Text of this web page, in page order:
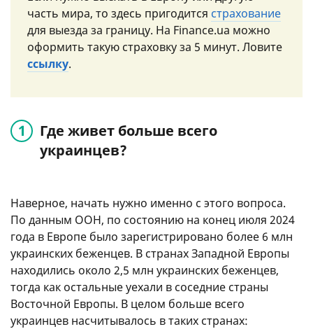
часть мира, то здесь пригодится страхование
для выезда за границу. На Finance.ua можно
оформить такую ​​страховку за 5 минут. Ловите
ссылку.
Где живет больше всего
украинцев?
Наверное, начать нужно именно с этого вопроса.
По данным ООН, по состоянию на конец июля 2024
года в Европе было зарегистрировано более 6 млн
украинских беженцев. В странах Западной Европы
находились около 2,5 млн украинских беженцев,
тогда как остальные уехали в соседние страны
Восточной Европы. В целом больше всего
украинцев насчитывалось в таких странах: